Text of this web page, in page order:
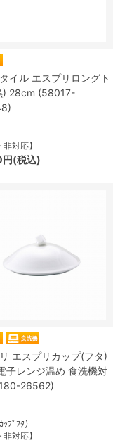
イル エスプリロングト
) 28cm (58017-
非対応】
(税込)
エスプリカップ(フタ)
子レンジ温め 食洗機対
26562)
ｯﾌﾟﾌﾀ）
非対応】